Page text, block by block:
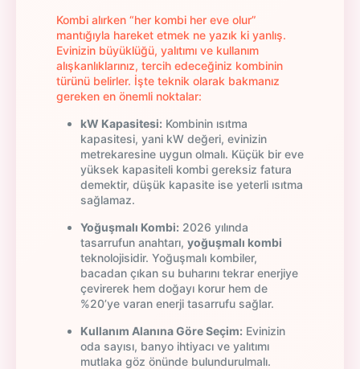
Kombi alırken “her kombi her eve olur”
mantığıyla hareket etmek ne yazık ki yanlış.
Evinizin büyüklüğü, yalıtımı ve kullanım
alışkanlıklarınız, tercih edeceğiniz kombinin
türünü belirler. İşte teknik olarak bakmanız
gereken en önemli noktalar:
kW Kapasitesi: Kombinin ısıtma
kapasitesi, yani kW değeri, evinizin
metrekaresine uygun olmalı. Küçük bir eve
yüksek kapasiteli kombi gereksiz fatura
demektir, düşük kapasite ise yeterli ısıtma
sağlamaz.
Yoğuşmalı Kombi: 2026 yılında
tasarrufun anahtarı, yoğuşmalı kombi
teknolojisidir. Yoğuşmalı kombiler,
bacadan çıkan su buharını tekrar enerjiye
çevirerek hem doğayı korur hem de
%20’ye varan enerji tasarrufu sağlar.
Kullanım Alanına Göre Seçim: Evinizin
oda sayısı, banyo ihtiyacı ve yalıtımı
mutlaka göz önünde bulundurulmalı.